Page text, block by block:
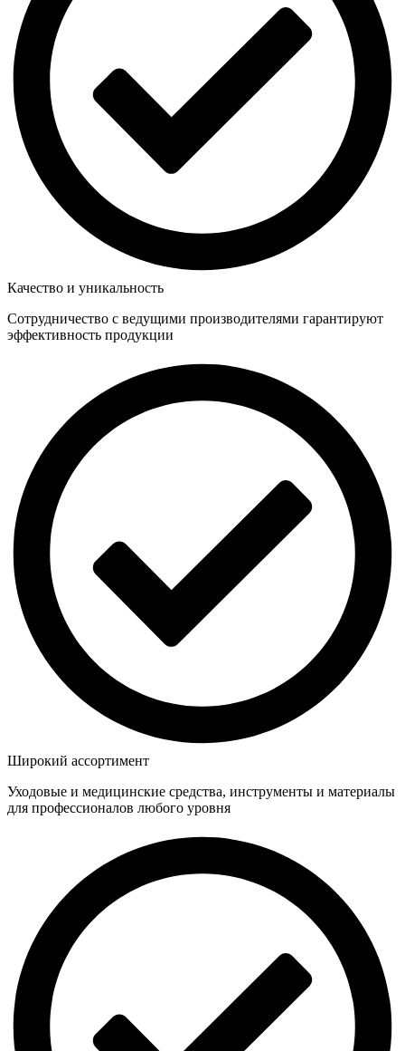
Качество и уникальность
Сотрудничество с ведущими производителями гарантируют
эффективность продукции
Широкий ассортимент
Уходовые и медицинские средства, инструменты и материалы
для профессионалов любого уровня